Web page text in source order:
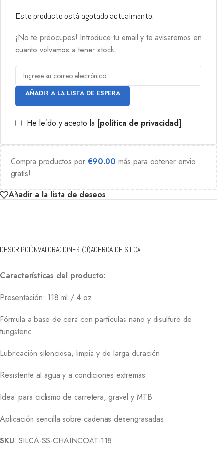
Este producto está agotado actualmente.
¡No te preocupes! Introduce tu email y te avisaremos en
cuanto volvamos a tener stock.
AÑADIR A LA LISTA DE ESPERA
He leído y acepto la [política de privacidad]
Compra productos por €90.00 más para obtener envio
gratis!
Añadir a la lista de deseos
DESCRIPCIÓNVALORACIONES (0)ACERCA DE SILCA
Características del producto:
Presentación: 118 ml / 4 oz
Fórmula a base de cera con partículas nano y disulfuro de
tungsteno
Lubricación silenciosa, limpia y de larga duración
Resistente al agua y a condiciones extremas
Ideal para ciclismo de carretera, gravel y MTB
Aplicación sencilla sobre cadenas desengrasadas
SKU: SILCA-SS-CHAINCOAT-118